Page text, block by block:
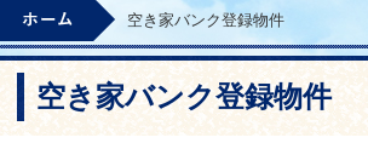
ホーム
空き家バンク登録物件
空き家バンク登録物件